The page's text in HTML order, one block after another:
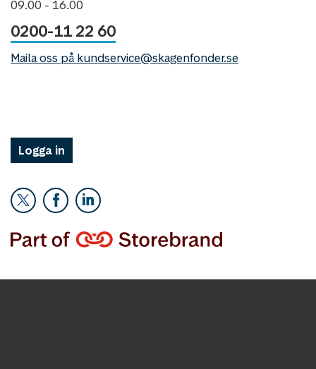
09.00 - 16.00
0200-11 22 60
Maila oss på kundservice@skagenfonder.se
Logga in